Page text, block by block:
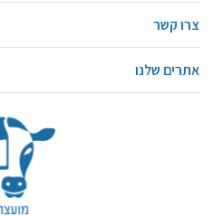
צרו קשר
אתרים שלנו